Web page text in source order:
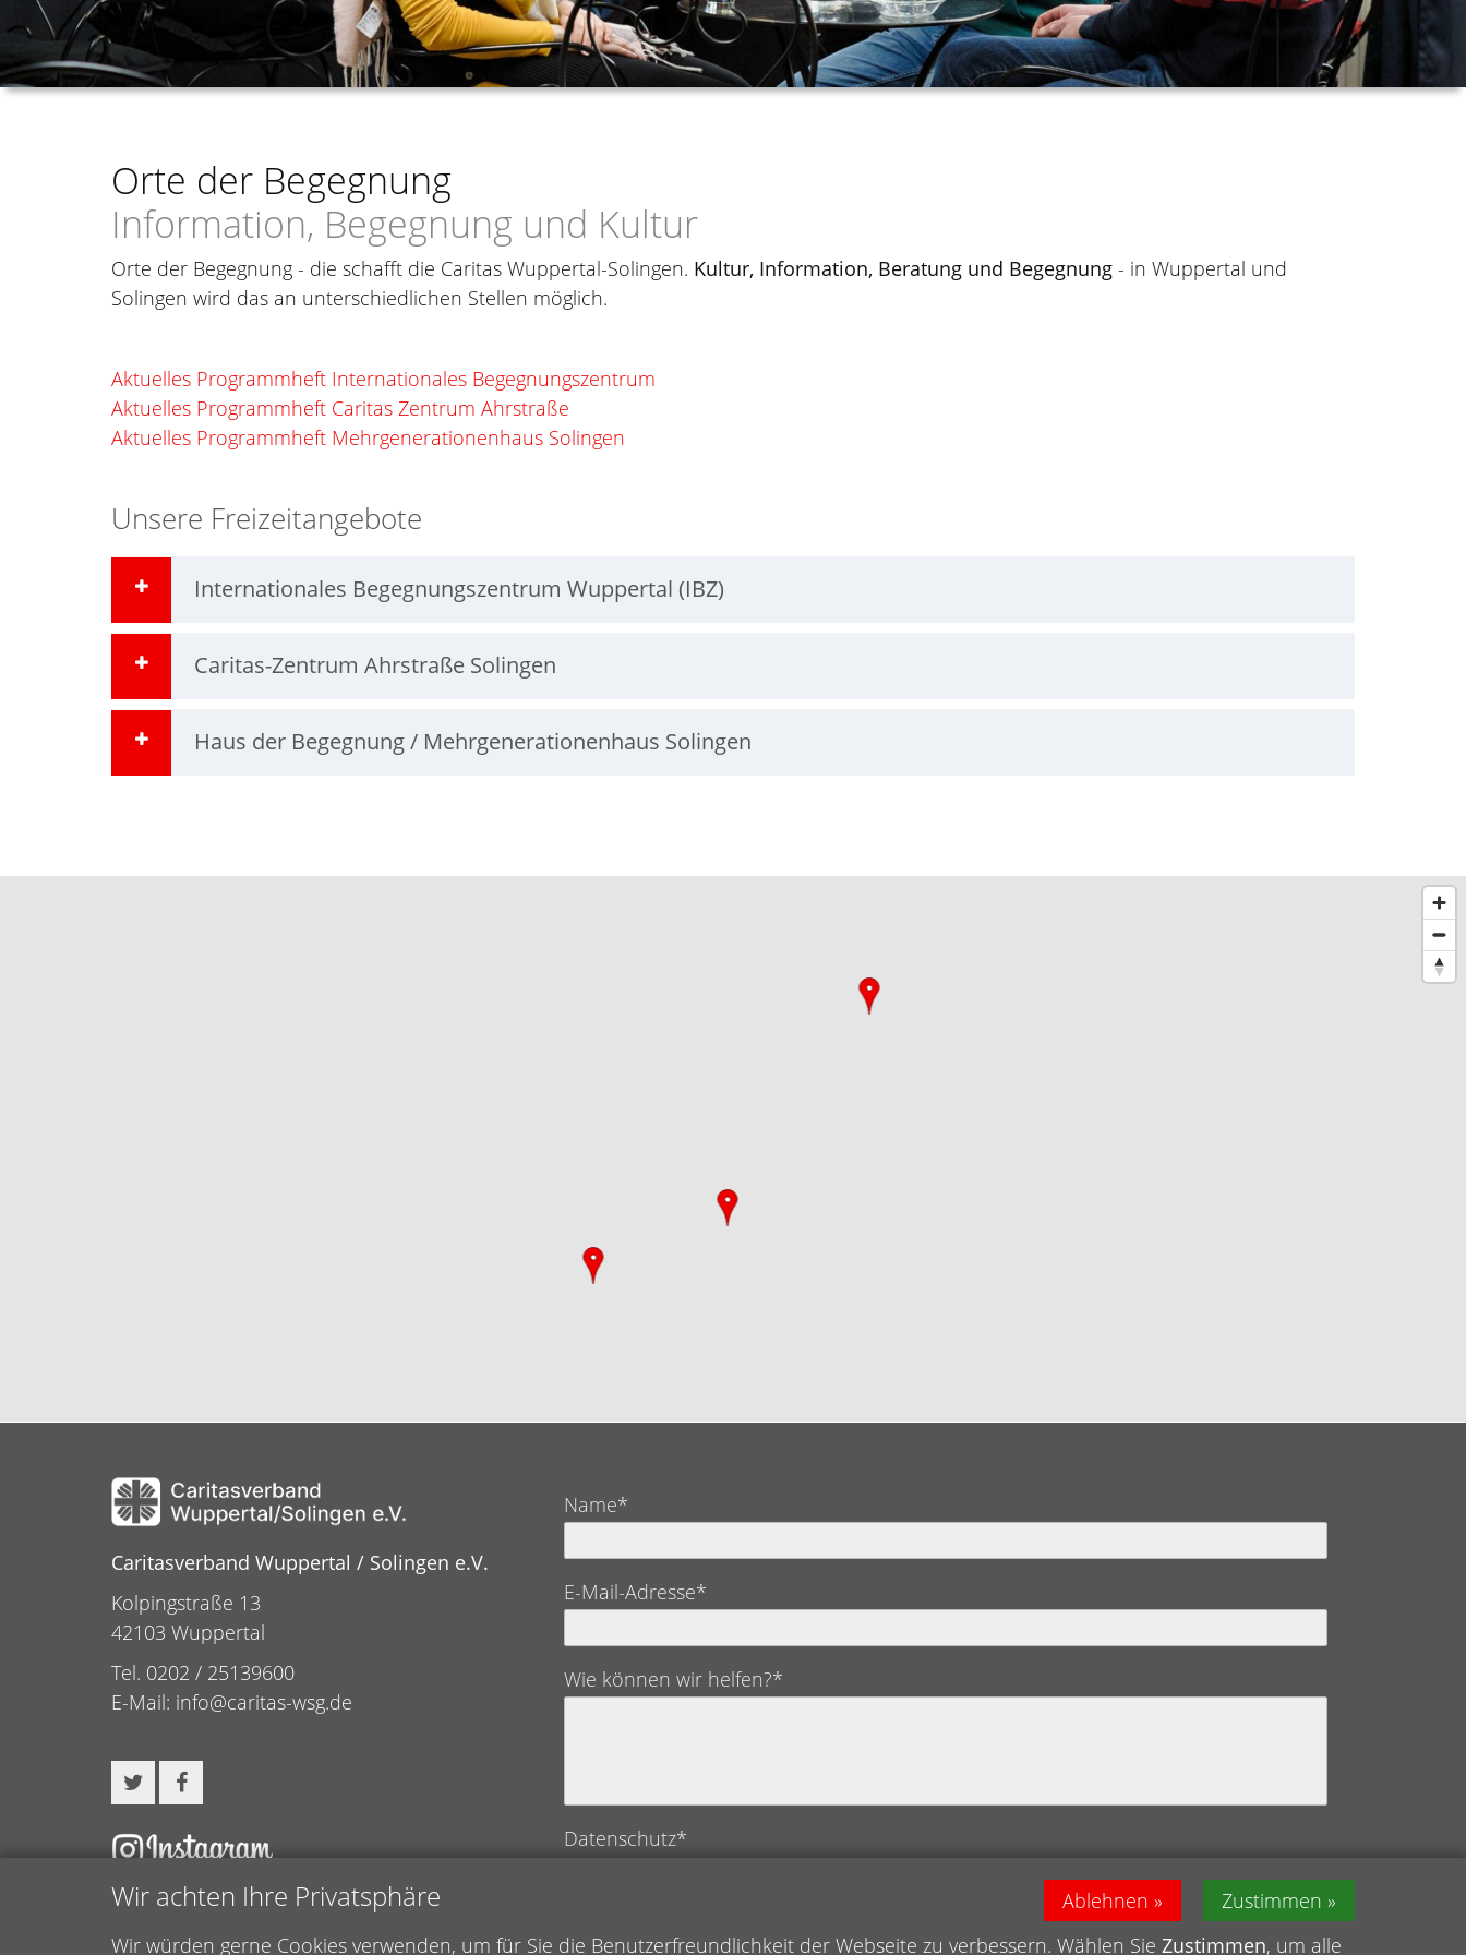
Wir achten Ihre Privatsphäre Ablehnen
Zustimmen
Wir würden gerne Cookies verwenden, um für Sie die Benutzerfreundlichkeit der Webseite zu verbessern. Wählen Sie Zustimmen, um alle
Orte der Begegnung
Information, Begegnung und Kultur
Orte der Begegnung - die schafft die Caritas Wuppertal-Solingen. Kultur, Information, Beratung und Begegnung - in Wuppertal und
Solingen wird das an unterschiedlichen Stellen möglich.
Aktuelles Programmheft Internationales Begegnungszentrum
Aktuelles Programmheft Caritas Zentrum Ahrstraße
Aktuelles Programmheft Mehrgenerationenhaus Solingen
Unsere Freizeitangebote
Internationales Begegnungszentrum Wuppertal (IBZ)
Caritas-Zentrum Ahrstraße Solingen
Haus der Begegnung / Mehrgenerationenhaus Solingen
Caritasverband Wuppertal / Solingen e.V.
Kolpingstraße 13
42103 Wuppertal
Tel. 0202 / 25139600
E-Mail: info@caritas-wsg.de
Name*
E-Mail-Adresse*
Wie können wir helfen?*
Datenschutz*
Ich bestätige hiermit, die Datenschutzerklärung gelesen und verstanden zu haben.